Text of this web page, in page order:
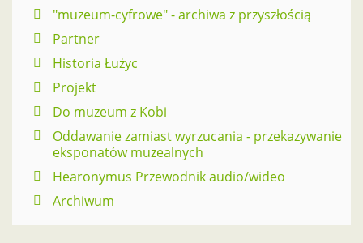
"muzeum-cyfrowe" - archiwa z przyszłością
Partner
Historia Łużyc
Projekt
Do muzeum z Kobi
Oddawanie zamiast wyrzucania - przekazywanie
eksponatów muzealnych
Hearonymus Przewodnik audio/wideo
Archiwum